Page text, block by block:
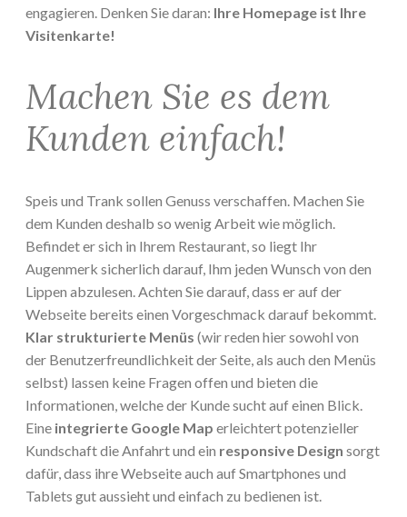
engagieren. Denken Sie daran: Ihre Homepage ist Ihre
Visitenkarte!
Machen Sie es dem
Kunden einfach!
Speis und Trank sollen Genuss verschaffen. Machen Sie
dem Kunden deshalb so wenig Arbeit wie möglich.
Befindet er sich in Ihrem Restaurant, so liegt Ihr
Augenmerk sicherlich darauf, Ihm jeden Wunsch von den
Lippen abzulesen. Achten Sie darauf, dass er auf der
Webseite bereits einen Vorgeschmack darauf bekommt.
Klar strukturierte Menüs (wir reden hier sowohl von
der Benutzerfreundlichkeit der Seite, als auch den Menüs
selbst) lassen keine Fragen offen und bieten die
Informationen, welche der Kunde sucht auf einen Blick.
Eine integrierte Google Map erleichtert potenzieller
Kundschaft die Anfahrt und ein responsive Design sorgt
dafür, dass ihre Webseite auch auf Smartphones und
Tablets gut aussieht und einfach zu bedienen ist.